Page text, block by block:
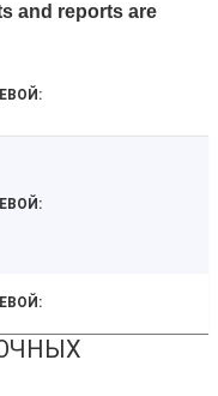
and reports are